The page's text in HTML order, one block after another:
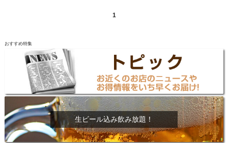
1
おすすめ特集
生ビール込み飲み放題！